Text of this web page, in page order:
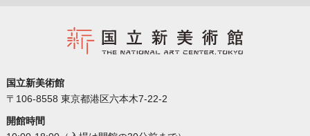
国立新美術館
〒106-8558 東京都港区六本木7-22-2
開館時間